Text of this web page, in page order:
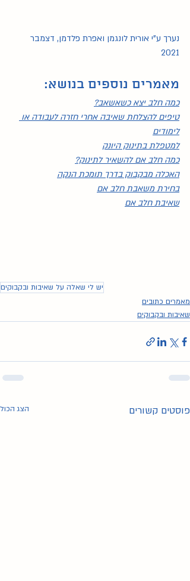
נערך ע"י אורית לונגמן ואפרת פלדמן, דצמבר
2021
מאמרים נוספים בנושא:
כמה חלב יצא כשאשאב?
טיפים להצלחת שאיבה אחרי חזרה לעבודה או
לימודים
למטפלת בתינוק היונק
כמה חלב אם להשאיר לתינוק?
האכלה מבקבוק בדרך תומכת הנקה
בחירת משאבת חלב אם
שאיבת חלב אם
יש לי שאלה על שאיבות ובקבוקים
מאמרים כתובים
שאיבות ובקבוקים
פוסטים קשורים הצג הכול